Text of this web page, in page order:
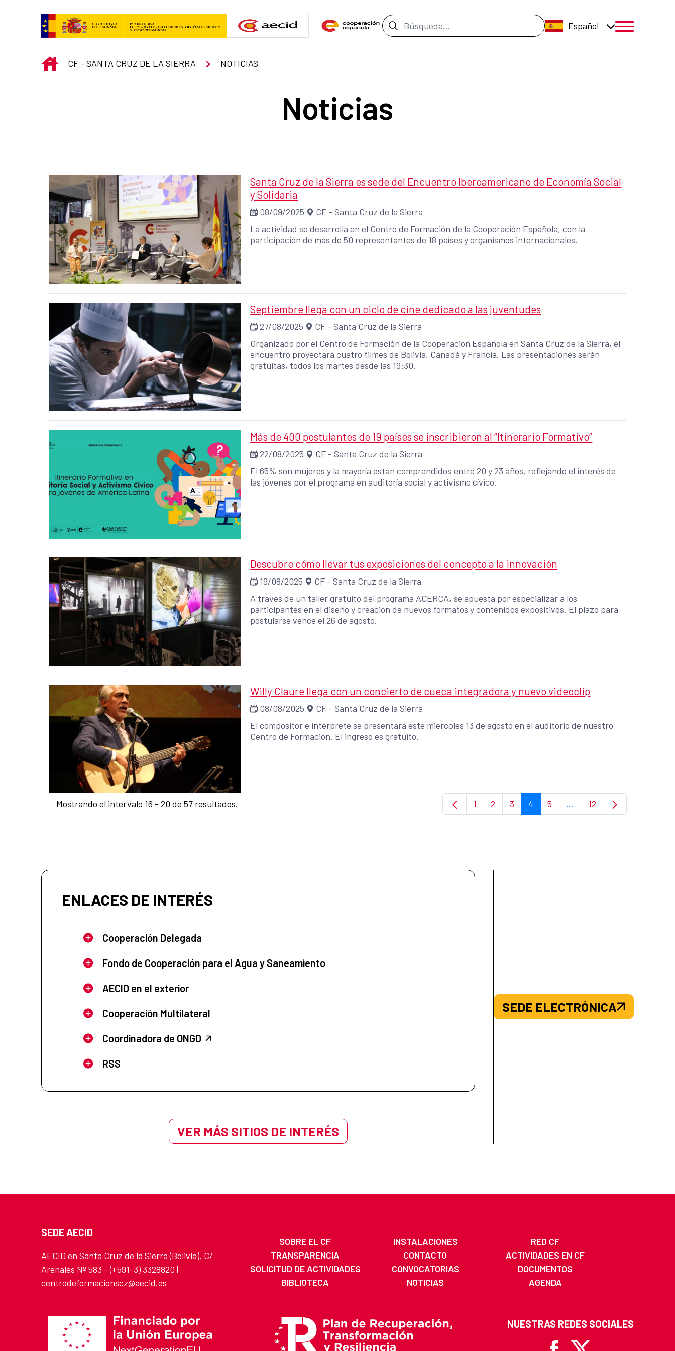
Barra de búsqueda Español
menú móvil
INICIO
CF - SANTA CRUZ DE LA SIERRA NOTICIAS
Noticias
Santa Cruz de la Sierra es sede del Encuentro Iberoamericano de Economía Social
y Solidaria
08/09/2025
CF - Santa Cruz de la Sierra
La actividad se desarrolla en el Centro de Formación de la Cooperación Española, con la
participación de más de 50 representantes de 18 países y organismos internacionales.
Septiembre llega con un ciclo de cine dedicado a las juventudes
27/08/2025
CF - Santa Cruz de la Sierra
Organizado por el Centro de Formación de la Cooperación Española en Santa Cruz de la Sierra, el
encuentro proyectará cuatro filmes de Bolivia, Canadá y Francia. Las presentaciones serán
gratuitas, todos los martes desde las 19:30.
Más de 400 postulantes de 19 países se inscribieron al “Itinerario Formativo”
22/08/2025
CF - Santa Cruz de la Sierra
El 65% son mujeres y la mayoría están comprendidos entre 20 y 23 años, reflejando el interés de
las jóvenes por el programa en auditoría social y activismo cívico.
Descubre cómo llevar tus exposiciones del concepto a la innovación
19/08/2025
CF - Santa Cruz de la Sierra
A través de un taller gratuito del programa ACERCA, se apuesta por especializar a los
participantes en el diseño y creación de nuevos formatos y contenidos expositivos. El plazo para
Willy Claure llega con un concierto de cueca integradora y nuevo videoclip
08/08/2025
CF - Santa Cruz de la Sierra
El compositor e intérprete se presentará este miércoles 13 de agosto en el auditorio de nuestro
Centro de Formación. El ingreso es gratuito.
Mostrando el intervalo 16 - 20 de 57 resultados. Página
1 Página
2 Página
3 Página
4 Página
5 ...Páginas intermedias Use
Página
12
ENLACES DE INTERÉS
Cooperación Delegada
Fondo de Cooperación para el Agua y Saneamiento
AECID en el exterior
Cooperación Multilateral
Coordinadora de ONGD
RSS
VER MÁS SITIOS DE INTERÉS
SEDE ELECTRÓNICA
SEDE AECID
AECID en Santa Cruz de la Sierra (Bolivia), C/
Arenales Nº 583 - (+591-3) 3328820 |
centrodeformacionscz@aecid.es
SOBRE EL CF INSTALACIONES
RED CF
TRANSPARENCIA
CONTACTO
ACTIVIDADES EN CF
SOLICITUD DE ACTIVIDADES
CONVOCATORIAS
DOCUMENTOS
BIBLIOTECA
NOTICIAS AGENDA
NUESTRAS REDES SOCIALES
Facebook
X